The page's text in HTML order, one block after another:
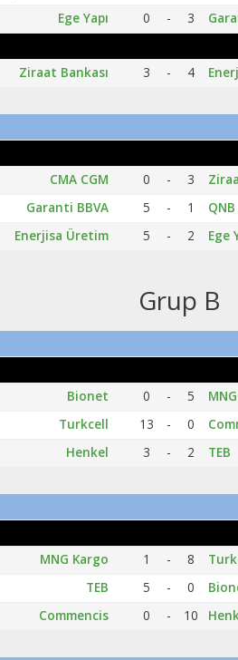
Ege Yapı 0 - 3
Ziraat Bankası 3 - 4
CMA CGM 0 - 3
Garanti BBVA 5 - 1
Enerjisa Üretim 5 - 2 Ege
Grup B
Bionet 0 - 5
Turkcell 13 - 0
Henkel 3 - 2 TEB
MNG Kargo 1 - 8
TEB 5 - 0
Commencis 0 - 10
ÇAĞLAYAN
PwC takımı kurulduğundan beri
mücadeleci oyunuyla takımına ruh
Çağlayan efsaneler bölümümüzün